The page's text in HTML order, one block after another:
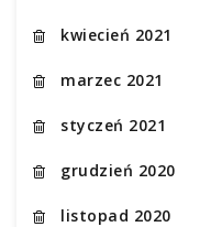
kwiecień 2021
marzec 2021
styczeń 2021
grudzień 2020
listopad 2020